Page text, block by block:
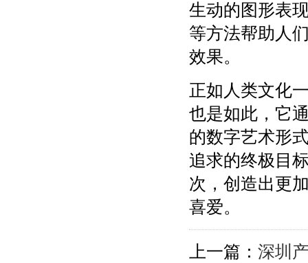
生动的图形表
等方法帮助人
效果。
正如人类文化
也是如此，它
的数字艺术形
追求的终极目
次，创造出更
喜爱。
上一篇： 深圳